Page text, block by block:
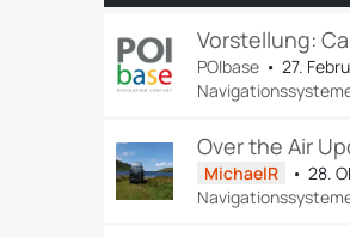
Vorstellung:
POIbase
27.
Over the Air
MichaelR
28.